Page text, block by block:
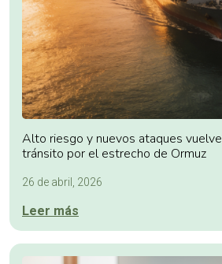
Alto riesgo y nuevos ataques
tránsito por el estrecho de Ormuz
26 de abril, 2026
Leer más